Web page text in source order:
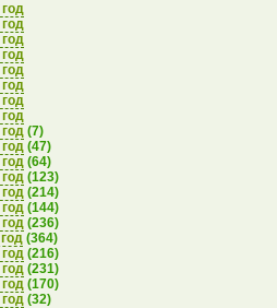
(7)
(47)
(64)
(123)
(214)
(144)
(236)
(364)
(216)
(231)
(170)
(32)